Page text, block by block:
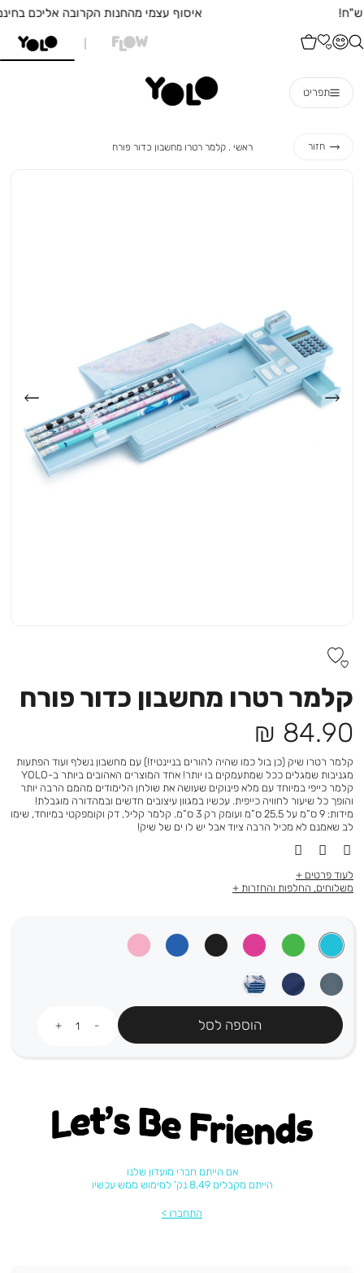
איסוף עצמי מהחנות הקרובה אליכם בחינם!
תפריט
חזור ראשי ראשי
קלמר רטרו מחשבון כדור פורח
קלמר רטרו מחשבון כדור פורח
מחיר
מוצר
84.90 ₪
קלמר רטרו שיק (כן בול כמו שהיה להורים בניינטיז!) עם מחשבון נשלף ועוד הפתעות
מגניבות שמגלים ככל שמתעמקים בו יותר! אחד המוצרים האהובים ביותר ב-YOLO
קלמר כייפי במיוחד עם מלא פינוקים שעושה את שולחן הלימודים מהמם הרבה יותר
והופך כל שיעור לחוויה כייפית. עכשיו במגוון עיצובים חדשים ובמהדורה מוגבלת!
מידות: 9 ס”מ על 25.5 ס”מ ועומק רק 3 ס”מ. קלמר קליל, דק וקומפקטי במיוחד, שימו
לב שאמנם לא מכיל הרבה ציוד אבל יש לו ים של שיק!
לעוד פרטים
משלוחים, החלפות והחזרות
הוספה לסל
Let's be friends
אם הייתם חברי מועדון שלנו
הייתם מקבלים 8.49 נק' למימוש ממש עכשיו
התחברו